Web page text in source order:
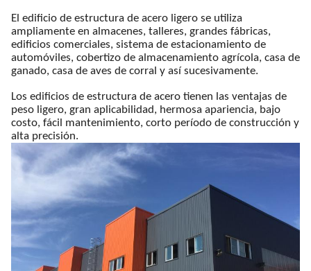
El edificio de estructura de acero ligero se utiliza
ampliamente en almacenes, talleres, grandes fábricas,
edificios comerciales, sistema de estacionamiento de
automóviles, cobertizo de almacenamiento agrícola, casa de
ganado, casa de aves de corral y así sucesivamente.
Los edificios de estructura de acero tienen las ventajas de
peso ligero, gran aplicabilidad, hermosa apariencia, bajo
costo, fácil mantenimiento, corto período de construcción y
alta precisión.